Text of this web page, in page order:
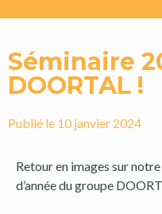
Séminaire
DOORTAL !
Publié le 10 janvier 2024
Retour en images sur
d’année du groupe